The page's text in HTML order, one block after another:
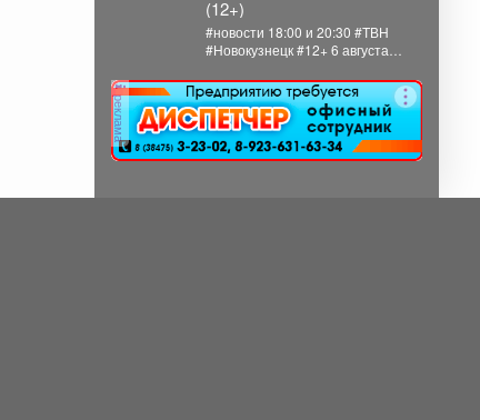
(12+)
#новости 18:00 и 20:30 #ТВН
#Новокузнецк #12+ 6 августа
(12+):...
реклама